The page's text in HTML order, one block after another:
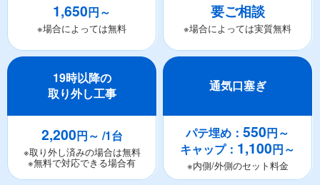
1,650円～
※場合によっては無料
要ご相談
※場合によっては実質無料
19時以降の
取り外し工事
2,200円～ /1台
※取り外し済みの場合は無料
※無料で対応できる場合有
通気口塞ぎ
パテ埋め：550円～
キャップ： 1,100円～
※内側/外側のセット料金